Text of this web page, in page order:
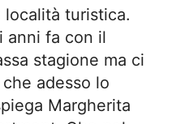
turistica.
anni fa con il
stagione ma ci
adesso lo
Margherita